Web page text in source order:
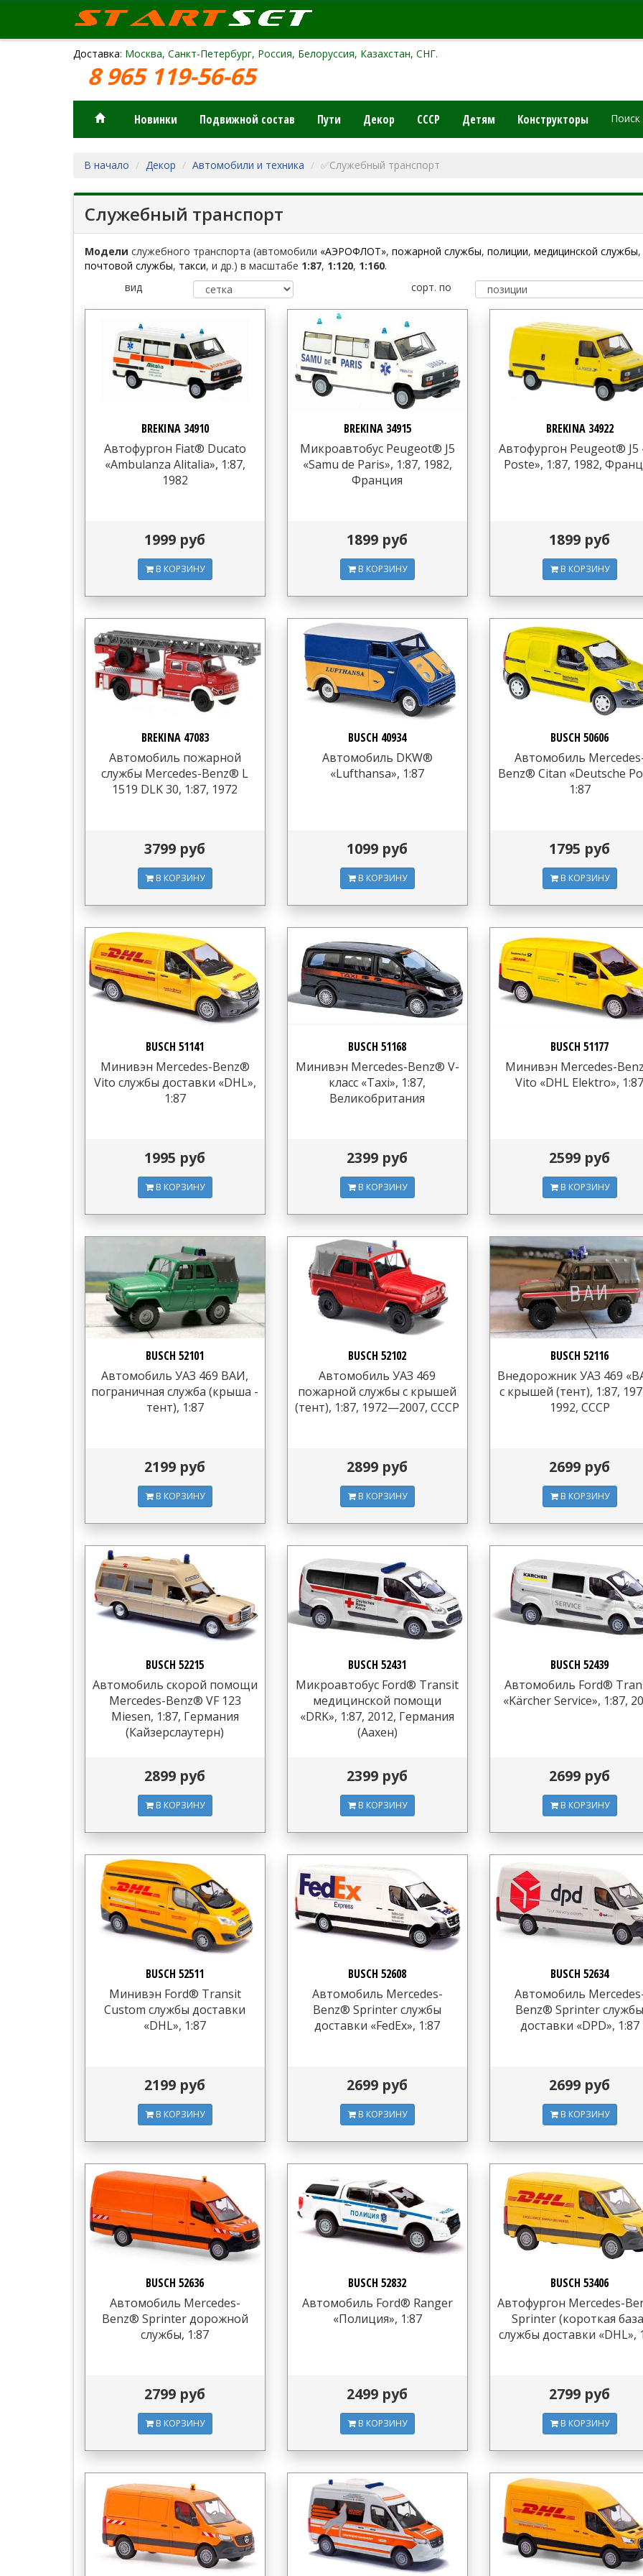
Доставка: Москва, Санкт-Петербург, Россия, Белоруссия, Казахстан, СНГ.
8 965 119-56-65
Новинки Подвижной состав Пути Декор СССР Детям Конструкторы Поиск
В начало Декор Автомобили и техника ✅Служебный транспорт
Служебный транспорт
Модели служебного транспорта (автомобили «АЭРОФЛОТ», пожарной службы, полиции, медицинской службы,
почтовой службы, такси, и др.) в масштабе 1:87, 1:120, 1:160.
вид
сорт. по
BREKINA 34910
Автофургон Fiat® Ducato
«Ambulanza Alitalia», 1:87,
1982
1999 руб
В КОРЗИНУ
BREKINA 34915
Микроавтобус Peugeot® J5
«Samu de Paris», 1:87, 1982,
Франция
1899 руб
В КОРЗИНУ
BREKINA 34922
Автофургон Peugeot® J5
Poste», 1:87, 1982,
1899 руб
В КОРЗИНУ
BREKINA 47083
Автомобиль пожарной
службы Mercedes-Benz® L
1519 DLK 30, 1:87, 1972
3799 руб
В КОРЗИНУ
BUSCH 40934
Автомобиль DKW®
«Lufthansa», 1:87
1099 руб
В КОРЗИНУ
BUSCH 50606
Автомобиль
Benz® Citan «Deutsche
1:87
1795 руб
В КОРЗИНУ
BUSCH 51141
Минивэн Mercedes-Benz®
Vito службы доставки «DHL»,
1:87
1995 руб
В КОРЗИНУ
BUSCH 51168
Минивэн Mercedes-Benz® V-
класс «Taxi», 1:87,
Великобритания
2399 руб
В КОРЗИНУ
BUSCH 51177
Минивэн Mercedes-
Vito «DHL Elektro»,
2599 руб
В КОРЗИНУ
BUSCH 52101
Автомобиль УАЗ 469 ВАИ,
пограничная служба (крыша -
тент), 1:87
2199 руб
В КОРЗИНУ
BUSCH 52102
Автомобиль УАЗ 469
пожарной службы с крышей
(тент), 1:87, 1972—2007, СССР
2899 руб
В КОРЗИНУ
BUSCH 52116
Внедорожник УАЗ 469
с крышей (тент), 1:87,
1992, СССР
2699 руб
В КОРЗИНУ
BUSCH 52215
Автомобиль скорой помощи
Mercedes-Benz® VF 123
Miesen, 1:87, Германия
(Кайзерслаутерн)
2899 руб
В КОРЗИНУ
BUSCH 52431
Микроавтобус Ford® Transit
медицинской помощи
«DRK», 1:87, 2012, Германия
(Аахен)
2399 руб
В КОРЗИНУ
BUSCH 52439
Автомобиль Ford®
«Kärcher Service», 1:87,
2699 руб
В КОРЗИНУ
BUSCH 52511
Минивэн Ford® Transit
Custom службы доставки
«DHL», 1:87
2199 руб
В КОРЗИНУ
BUSCH 52608
Автомобиль Mercedes-
Benz® Sprinter службы
доставки «FedEx», 1:87
2699 руб
В КОРЗИНУ
BUSCH 52634
Автомобиль
Benz® Sprinter
доставки «DPD», 1:87
2699 руб
В КОРЗИНУ
BUSCH 52636
Автомобиль Mercedes-
Benz® Sprinter дорожной
службы, 1:87
2799 руб
В КОРЗИНУ
BUSCH 52832
Автомобиль Ford® Ranger
«Полиция», 1:87
2499 руб
В КОРЗИНУ
BUSCH 53406
Автофургон Mercedes-
Sprinter (короткая
службы доставки «DHL»,
2799 руб
В КОРЗИНУ